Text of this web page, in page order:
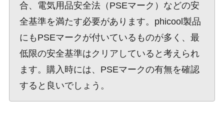
合、電気用品安全法（PSEマーク）などの安
全基準を満たす必要があります。phicool製品
にもPSEマークが付いているものが多く、最
低限の安全基準はクリアしていると考えられ
ます。購入時には、PSEマークの有無を確認
すると良いでしょう。